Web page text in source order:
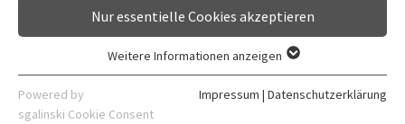
Für Ärzte
Nur essentielle Cookies akzeptieren
Essentielle Cookies werden für grundlegende Funktionen der
Webseite benötigt. Dadurch ist gewährleistet, dass die
Weitere Informationen anzeigen
Powered by
sgalinski Cookie Consent
Impressum | Datenschutzerklärung